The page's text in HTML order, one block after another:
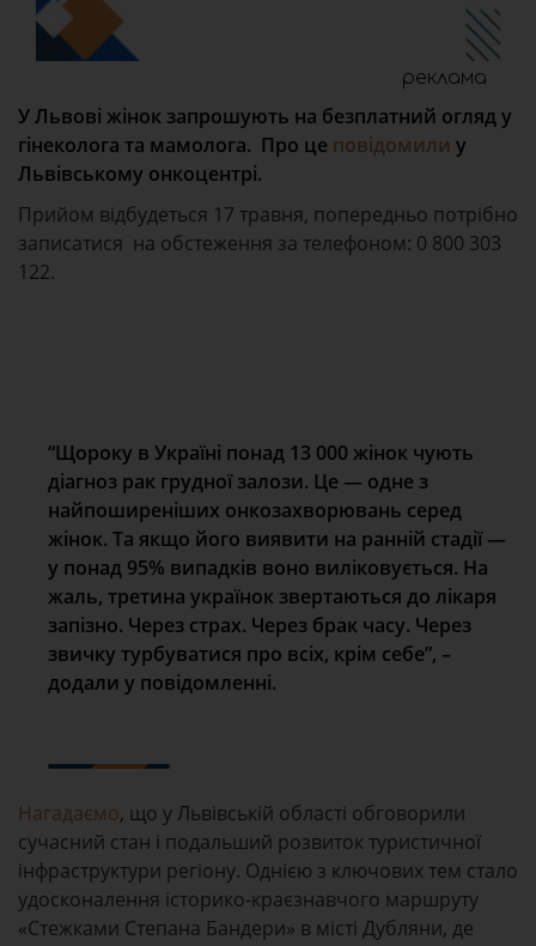
реклама
У Львові жінок запрошують на безплатний огляд у
гінеколога та мамолога. Про це повідомили у
Львівському онкоцентрі.
Прийом відбудеться 17 травня, попередньо потрібно
записатися на обстеження за телефоном: 0 800 303
122.
“Щороку в Україні понад 13 000 жінок чують
діагноз рак грудної залози. Це — одне з
найпоширеніших онкозахворювань серед
жінок. Та якщо його виявити на ранній стадії —
у понад 95% випадків воно виліковується. На
жаль, третина українок звертаються до лікаря
запізно. Через страх. Через брак часу. Через
звичку турбуватися про всіх, крім себе”, –
додали у повідомленні.
Нагадаємо, що у Львівській області обговорили
сучасний стан і подальший розвиток туристичної
інфраструктури регіону. Однією з ключових тем стало
удосконалення історико-краєзнавчого маршруту
«Стежками Степана Бандери» в місті Дубляни, де